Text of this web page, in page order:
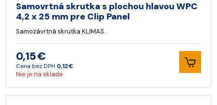
Samovrtná skrutka s plochou hlavou WPC
4,2 x 25 mm pre Clip Panel
Samozávrtná skrutka KLIMAS.
0,15 €
Cena bez DPH 0,12 €
Nie je na sklade